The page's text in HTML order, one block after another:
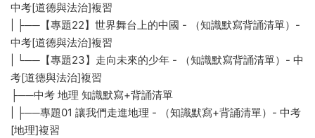
中考[道德與法治]複習
| ├──【專題22】世界舞台上的中國 - （知識默寫背誦清單）-
中考[道德與法治]複習
| └──【專題23】走向未來的少年 - （知識默寫背誦清單）- 中
考[道德與法治]複習
├──中考 地理 知識默寫+背誦清單
| ├──專題01 讓我們走進地理 - （知識默寫+背誦清單）- 中考
[地理]複習